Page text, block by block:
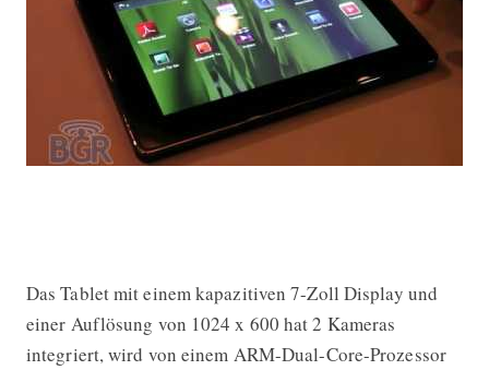
Das Tablet mit einem kapazitiven 7-Zoll Display und
einer Auflösung von 1024 x 600 hat 2 Kameras
integriert, wird von einem ARM-Dual-Core-Prozessor